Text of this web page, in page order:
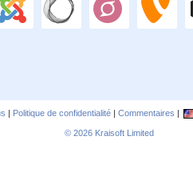
| Politique de confidentialité | Commentaires |
© 2026 Kraisoft Limited